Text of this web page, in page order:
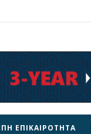
ΕΠΙΚΑΙΡΟΤΗΤΑ